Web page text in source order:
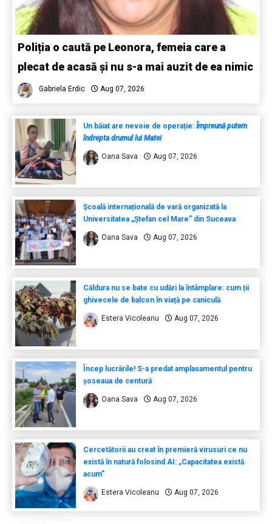
Poliția o caută pe Leonora, femeia care a
plecat de acasă și nu s-a mai auzit de ea nimic
Gabriela Erdic Aug 07, 2026
Un băiat are nevoie de operație: Împreună putem
îndrepta drumul lui Matei
Oana Sava Aug 07, 2026
Școală internațională de vară organizată la
Universitatea „Ștefan cel Mare” din Suceava
Oana Sava Aug 07, 2026
Căldura nu se bate cu udări la întâmplare: cum ții
ghivecele de balcon în viață pe caniculă
Estera Vicoleanu Aug 07, 2026
Încep lucrările! S-a predat amplasamentul pentru
șoseaua de centură
Oana Sava Aug 07, 2026
Cercetătorii au creat în premieră virusuri ce nu
există în natură folosind AI: „Capacitatea există
acum”
Estera Vicoleanu Aug 07, 2026